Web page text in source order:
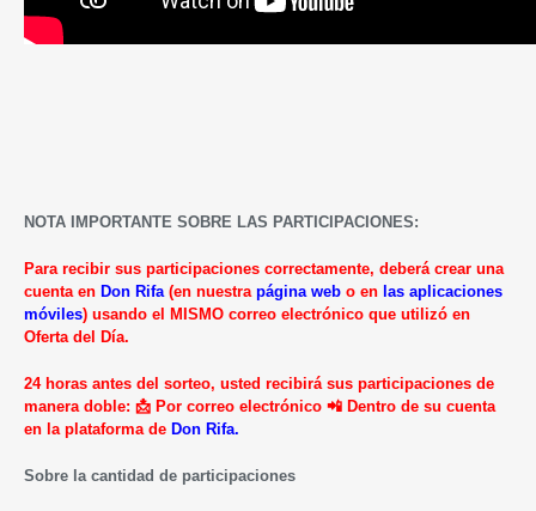
NOTA IMPORTANTE SOBRE LAS PARTICIPACIONES:
Para recibir sus participaciones correctamente, deberá crear una
cuenta en Don Rifa (en nuestra página web o en las aplicaciones
móviles) usando el MISMO correo electrónico que utilizó en
Oferta del Día.
24 horas antes del sorteo, usted recibirá sus participaciones de
manera doble: 📩 Por correo electrónico 📲 Dentro de su cuenta
en la plataforma de Don Rifa.
Sobre la cantidad de participaciones